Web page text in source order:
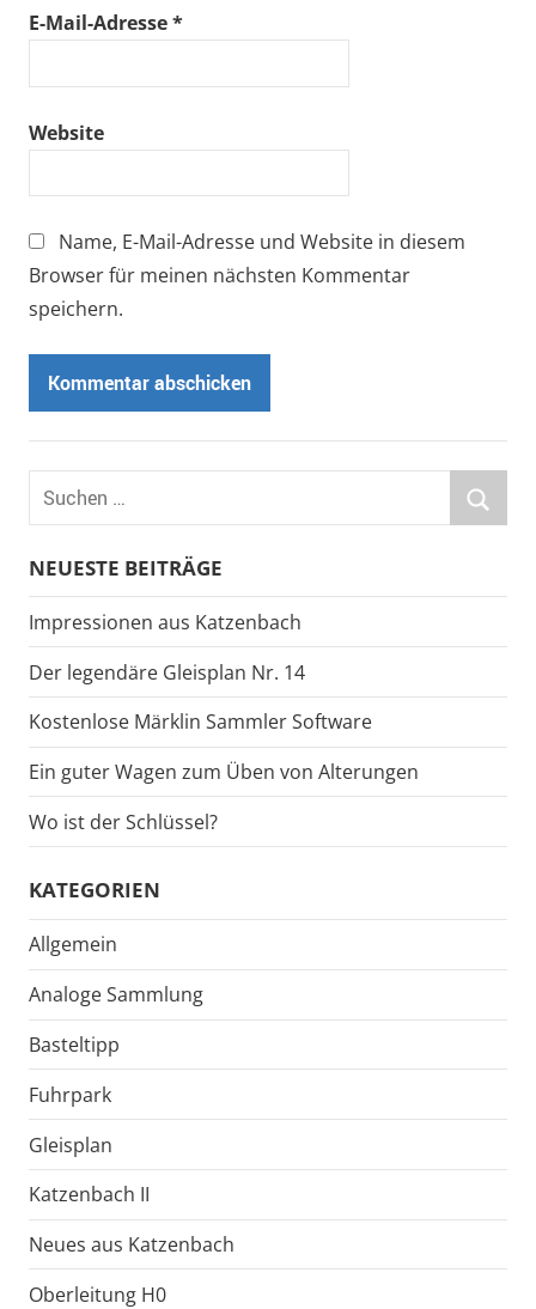
E-Mail-Adresse*
Website
Name, E-Mail-Adresse und Website in diesem
Browser für meinen nächsten Kommentar
speichern.
Suchen
nach:
NEUESTE BEITRÄGE
Impressionen aus Katzenbach
Der legendäre Gleisplan Nr. 14
Kostenlose Märklin Sammler Software
Ein guter Wagen zum Üben von Alterungen
Wo ist der Schlüssel?
KATEGORIEN
Allgemein
Analoge Sammlung
Basteltipp
Fuhrpark
Gleisplan
Katzenbach II
Neues aus Katzenbach
Oberleitung H0